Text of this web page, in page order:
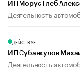
ИП Морус Глеб
Деятельность
ДЕЙСТВУЕТ
ИП Субанкулов
Деятельность